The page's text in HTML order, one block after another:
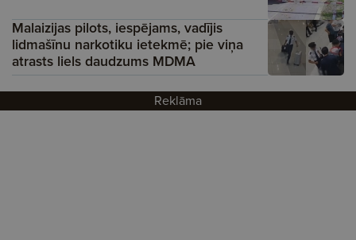
Malaizijas pilots, iespējams, vadījis
lidmašīnu narkotiku ietekmē; pie viņa
atrasts liels daudzums MDMA
Reklāma